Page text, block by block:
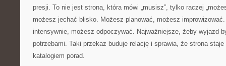
presji. To nie jest strona, która mówi „musisz”, tylko raczej
możesz jechać blisko. Możesz planować, możesz
intensywnie, możesz odpoczywać. Najważniejsze, żeby wyjazd
potrzebami. Taki przekaz buduje relację i sprawia, że strona
katalogiem porad.